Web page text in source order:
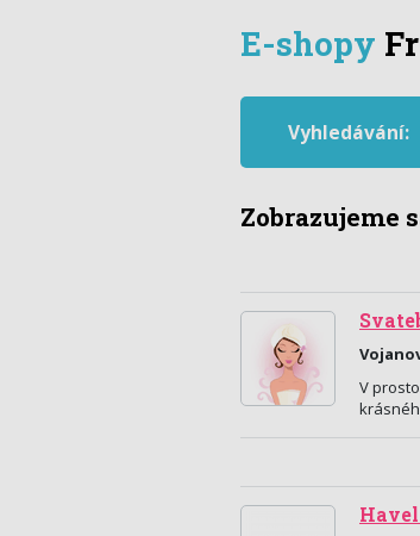
E-shopy
Vyhledávání:
Zobrazujeme
V